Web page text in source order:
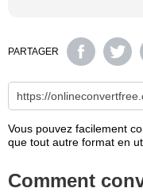
PARTAGER
Vous pouvez facilement
que tout autre format en
Comment